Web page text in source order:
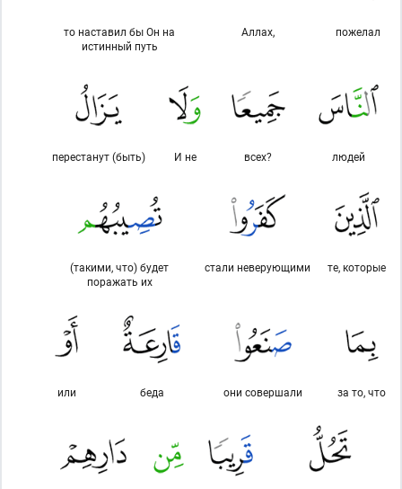
пожелал
Аллах,
то наставил бы Он на
истинный путь
людей
всех?
И не
перестанут (быть)
те, которые
стали неверующими
(такими, что) будет
поражать их
за то, что
они совершали
беда
или